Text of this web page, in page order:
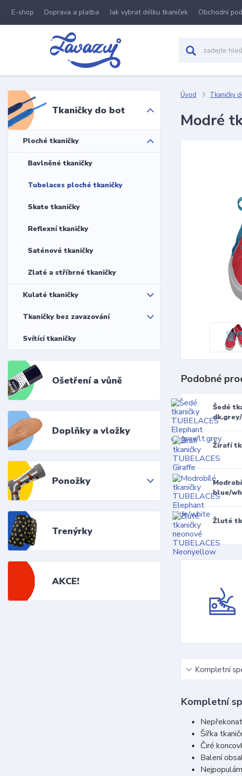
E-shop Doprava a platba Jak vybrat délku tkaniček Obchodní
Tkaničky do bot
Ploché tkaničky
Bavlněné tkaničky
Tubelaces ploché tkaničky
Skate tkaničky
Reflexní tkaničky
Saténové tkaničky
Zlaté a stříbrné tkaničky
Kulaté tkaničky
Tkaničky bez zavazování
Svítící tkaničky
Ošetření a vůně
Doplňky a vložky
Ponožky
Trenýrky
AKCE!
Úvod Tkaničky
Modré
Podobné
Šedé
Žirafí
blue/
Žluté
Kompletní
Kompletní
Šířka
Čiré
Balení